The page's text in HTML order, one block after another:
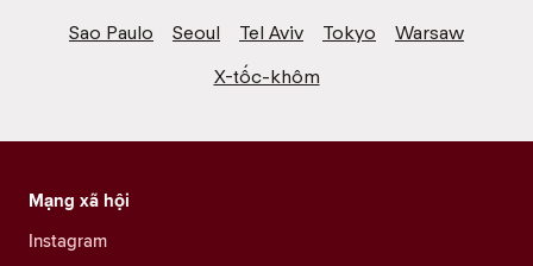
Sao Paulo
Seoul Tel Aviv Tokyo
Warsaw
X-tốc-khôm
Mạng xã hội
Instagram